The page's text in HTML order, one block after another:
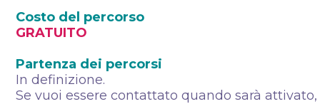
Costo del percorso
GRATUITO
Partenza dei percorsi
In definizione.
Se vuoi essere contattato quando sarà